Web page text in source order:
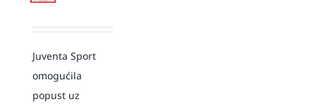
Juventa Sport
omogućila
popust uz